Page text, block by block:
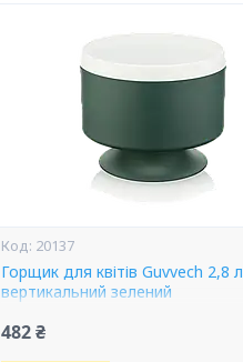
20137
Горщик для квітів Guvvech 2,8 л
вертикальний зелений
482 ₴